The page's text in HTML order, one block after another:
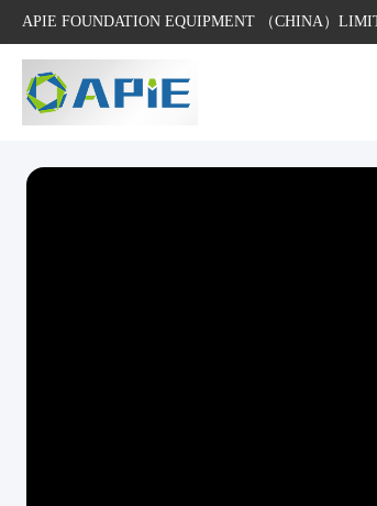
APIE FOUNDATION EQUIPMENT （CHINA）